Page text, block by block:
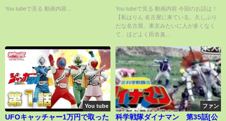
ーさん暴れないでね、、
You tubeで見る 動画内容...
You tubeで見る 動画内容 今回のお話は！
【私はりん 名古屋に来ている。久しぶり
だな名古屋。東京みたいに人が多くなく
て、ほどよく田舎臭...
You tube
UFOキャッチャー1万円で取った
ファン
科学戦隊ダイナマン 第35話[公